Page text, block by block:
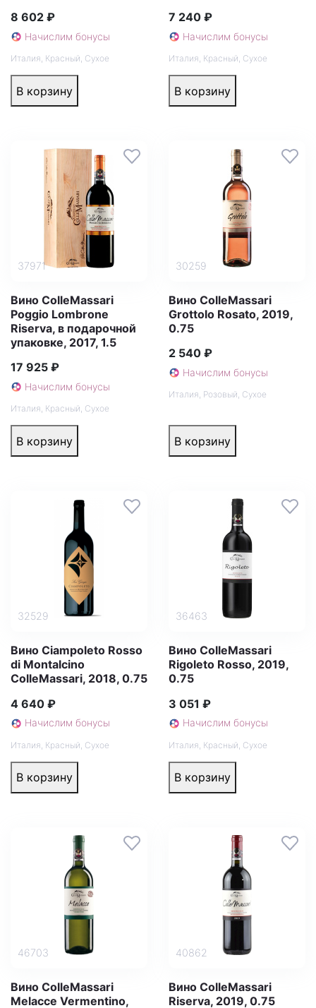
8 602 ₽
Начислим бонусы
Италия, Красный, Сухое
В корзину
7 240 ₽
Начислим бонусы
Италия, Красный, Сухое
В корзину
37971
Вино ColleMassari
Poggio Lombrone
Riserva, в подарочной
упаковке, 2017, 1.5
17 925 ₽
Начислим бонусы
Италия, Красный, Сухое
В корзину
30259
Вино ColleMassari
Grottolo Rosato, 2019,
0.75
2 540 ₽
Начислим бонусы
Италия, Розовый, Сухое
В корзину
32529
Вино Ciampoleto Rosso
di Montalcino
ColleMassari, 2018, 0.75
4 640 ₽
Начислим бонусы
Италия Красный Сухое
В корзину
36463
Вино ColleMassari
Rigoleto Rosso, 2019,
0.75
3 051 ₽
Начислим бонусы
Италия Красный Сухое
В корзину
46703
Вино ColleMassari
Melacce Vermentino,
40862
Вино ColleMassari
Riserva, 2019, 0.75